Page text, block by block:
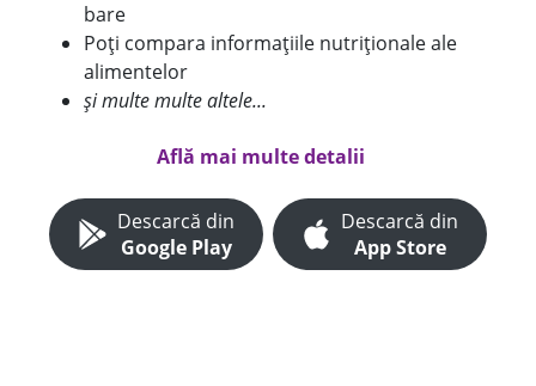
bare
Poți compara informațiile nutriționale ale
alimentelor
și multe multe altele...
Află mai multe detalii
Descarcă din
Google Play
Descarcă din
App Store